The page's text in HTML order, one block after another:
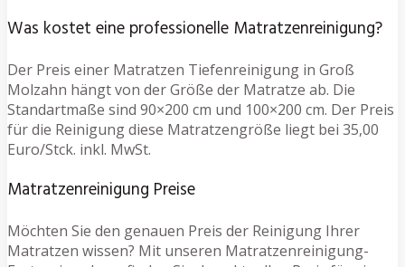
Was kostet eine professionelle Matratzenreinigung?
Der Preis einer Matratzen Tiefenreinigung in Groß
Molzahn hängt von der Größe der Matratze ab. Die
Standartmaße sind 90×200 cm und 100×200 cm. Der Preis
für die Reinigung diese Matratzengröße liegt bei 35,00
Euro/Stck. inkl. MwSt.
Matratzenreinigung Preise
Möchten Sie den genauen Preis der Reinigung Ihrer
Matratzen wissen? Mit unseren Matratzenreinigung-